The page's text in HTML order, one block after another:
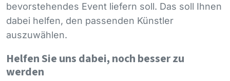
bevorstehendes Event liefern soll. Das soll Ihnen
dabei helfen, den passenden Künstler
auszuwählen.
Helfen Sie uns dabei, noch besser zu
werden